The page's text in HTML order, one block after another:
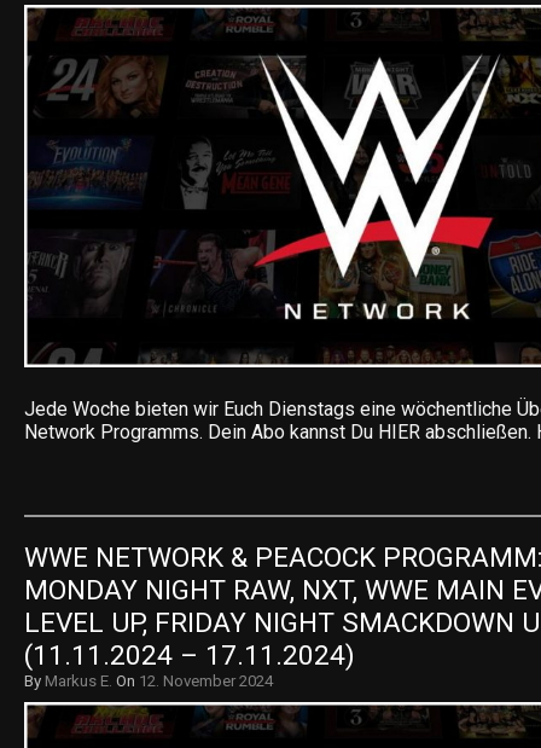
Jede Woche bieten wir Euch Dienstags eine wöchentliche
Network Programms. Dein Abo kannst Du HIER abschließen.
WWE NETWORK & PEACOCK
MONDAY NIGHT RAW, NXT, WWE MAIN
LEVEL UP, FRIDAY NIGHT SMACKDOWN
(11.11.2024 – 17.11.2024)
By Markus E. On 12. November 2024